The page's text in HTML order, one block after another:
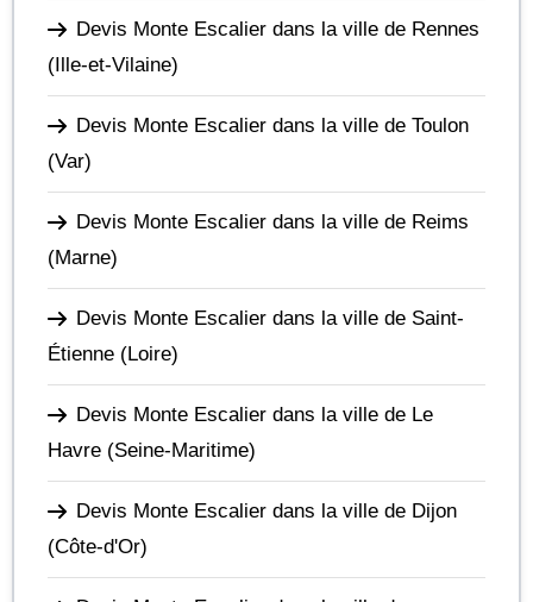
Devis Monte Escalier dans la ville de Rennes
(Ille-et-Vilaine)
Devis Monte Escalier dans la ville de Toulon
(Var)
Devis Monte Escalier dans la ville de Reims
(Marne)
Devis Monte Escalier dans la ville de Saint-
Étienne (Loire)
Devis Monte Escalier dans la ville de Le
Havre (Seine-Maritime)
Devis Monte Escalier dans la ville de Dijon
(Côte-d'Or)